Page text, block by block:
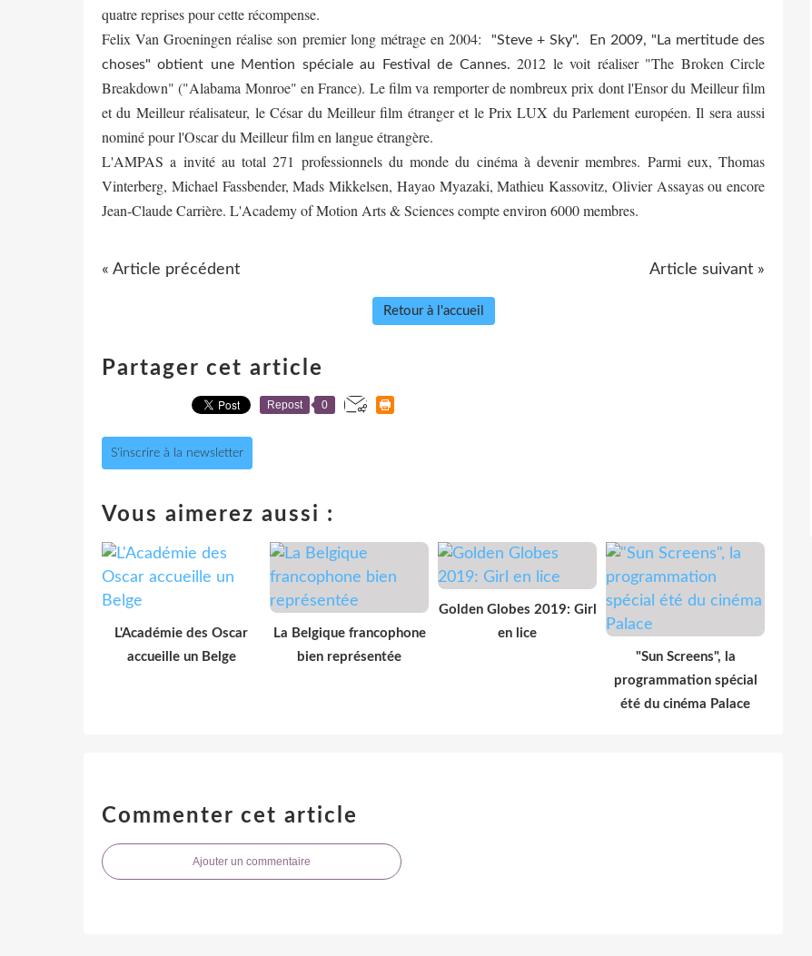
quatre reprises pour cette récompense.
Felix Van Groeningen réalise son premier long métrageen 2004:
"Steve + Sky". En 2009, "La mertitude des
choses" obtient une Mention spéciale au Festival de Cannes.2012 le voit réaliser "The Broken Circle
Breakdown" ("Alabama Monroe" en France). Le film va remporter de nombreux prix dont l'Ensor du Meilleur film
et du Meilleur réalisateur, le César du Meilleur film étranger et le Prix LUX du Parlement européen. Il sera aussi
nominé pour l'Oscar du Meilleur film en langue étrangère.
L'AMPAS a invité au total 271 professionnels du monde du cinéma à devenir membres. Parmi eux, Thomas
Vinterberg, Michael Fassbender, Mads Mikkelsen, Hayao Myazaki, Mathieu Kassovitz, Olivier Assayas ou encore
Jean-Claude Carrière. L'Academy of Motion Arts & Sciences compte environ 6000 membres.
« Article précédent Article suivant »
Retour à l'accueil
Partager cet article
Repost 0
S'inscrire à la newsletter
Vous aimerez aussi :
L'Académie des Oscar
accueille un Belge
La Belgique francophone
bien représentée
Golden Globes 2019: Girl
en lice
"Sun Screens", la
programmation spécial
été du cinéma Palace
Commenter cet article
Ajouter un commentaire